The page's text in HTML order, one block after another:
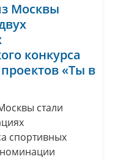
Москвы
конкурса
«Ты в
стали
спортивных
номинации